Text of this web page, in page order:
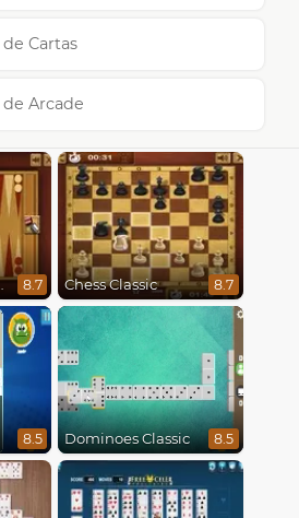
Cartas
Arcade
8.7 Chess Classic 8.7
8.5 Dominoes Classic 8.5